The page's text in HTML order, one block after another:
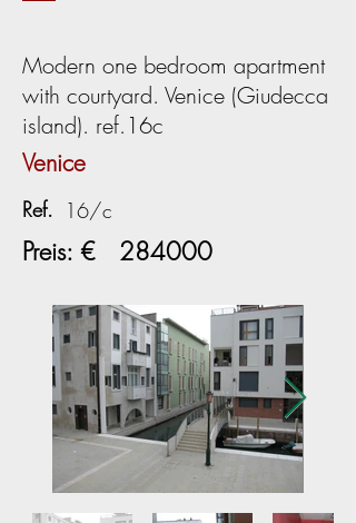
Modern one bedroom apartment
with courtyard. Venice (Giudecca
island). ref.16c
Venice
Ref. 16/c
Preis: € 284000